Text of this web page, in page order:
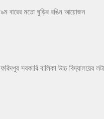
৯ম বারের মতো ঘুড়ির রঙিন আয়োজন
ফরিদপুর সরকারি বালিকা উচ্চ বিদ্যালয়ের